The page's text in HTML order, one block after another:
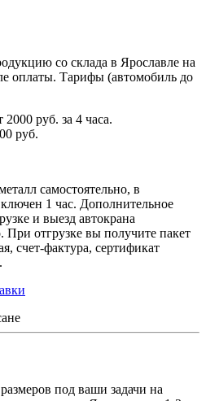
со склада в Ярославле на
оплаты. Тарифы (автомобиль до
руб. за 4 часа.
руб.
самостоятельно, в
1 час. Дополнительное
и выезд автокрана
При отгрузке вы получите пакет
счет-фактура, сертификат
под ваши задачи на